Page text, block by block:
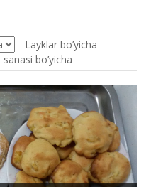
Layklar bo’yicha
sanasi bo’yicha